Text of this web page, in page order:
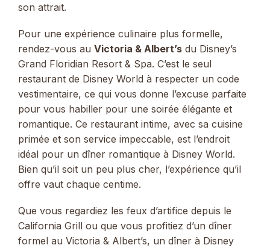
son attrait.
Pour une expérience culinaire plus formelle,
rendez-vous au Victoria & Albert’s du Disney’s
Grand Floridian Resort & Spa. C’est le seul
restaurant de Disney World à respecter un code
vestimentaire, ce qui vous donne l’excuse parfaite
pour vous habiller pour une soirée élégante et
romantique. Ce restaurant intime, avec sa cuisine
primée et son service impeccable, est l’endroit
idéal pour un dîner romantique à Disney World.
Bien qu’il soit un peu plus cher, l’expérience qu’il
offre vaut chaque centime.
Que vous regardiez les feux d’artifice depuis le
California Grill ou que vous profitiez d’un dîner
formel au Victoria & Albert’s, un dîner à Disney